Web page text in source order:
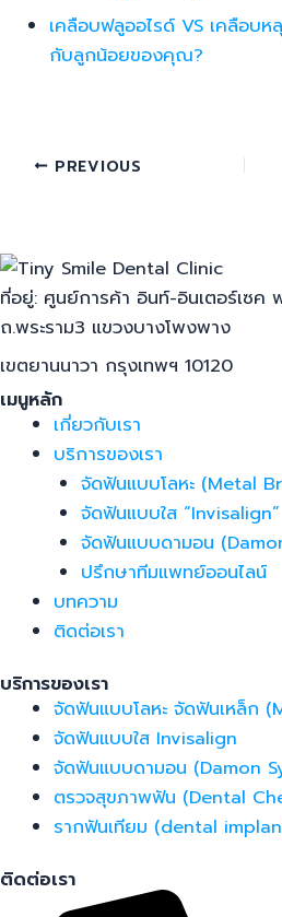
เคลือบฟลูออไรด์ VS เคลือบห
กับลูกน้อยของคุณ?
PREVIOUS
ที่อยู่: ศูนย์การค้า อินท์-อินเตอร์เซค
ถ.พระราม3 แขวงบางโพงพาง
เขตยานนาวา กรุงเทพฯ 10120
เมนูหลัก
เกี่ยวกับเรา
บริการของเรา
จัดฟันแบบโลหะ (Metal
จัดฟันแบบใส “Invisalign”
จัดฟันแบบดามอน
ปรึกษาทีมแพทย์ออนไลน์
บทความ
ติดต่อเรา
บริการของเรา
จัดฟันแบบโลหะ จัดฟันเหล็ก
จัดฟันแบบใส Invisalign
จัดฟันแบบดามอน (Damon
ตรวจสุขภาพฟัน (Dental
รากฟันเทียม (dental
ติดต่อเรา